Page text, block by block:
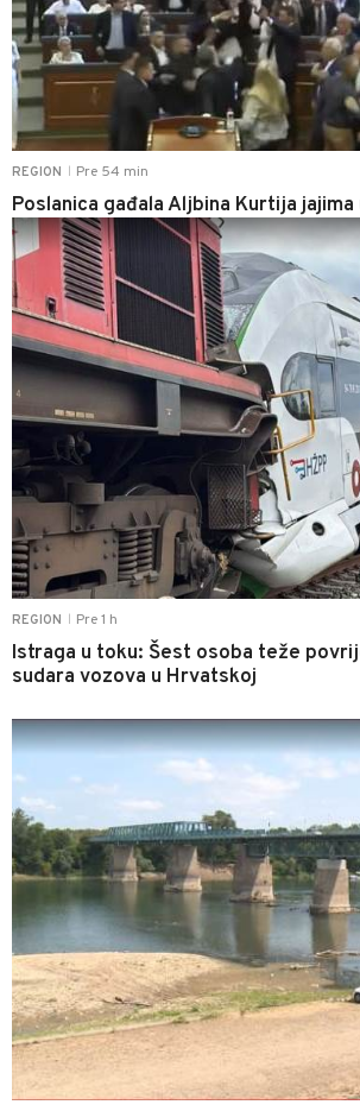
REGION Pre 54 min
Poslanica gađala Aljbina Kurtija
REGION Pre 1 h
Istraga u toku: Šest osoba teže
sudara vozova u Hrvatskoj